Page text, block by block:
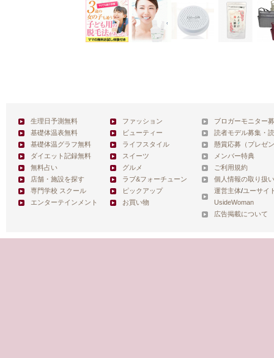
生理日予測無料
基礎体温表無料
基礎体温グラフ無料
ダイエット記録無料
無料占い
店舗・施設を探す
専門学校 スクール
エンターテインメント
ファッション
ビューティー
ライフスタイル
スイーツ
グルメ
ラブ&フォーチューン
ピックアップ
お買い物
ブロガーモニター
読者モデル募集・
懸賞応募（プレゼ
メンバー特典
ご利用規約
個人情報の取り扱
運営主体/ユーサイ
UsideWoman
広告掲載について